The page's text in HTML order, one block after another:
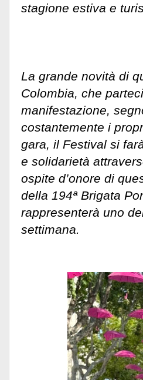
stagione estiva e
La grande novità di
Colombia, che
manifestazione,
costantemente i
gara, il Festival si
e solidarietà
ospite d’onore di
della 194ª Brigata
rappresenterà uno
settimana.